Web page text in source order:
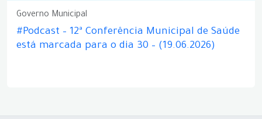
Governo Municipal
#Podcast – 12ª Conferência Municipal de Saúde
está marcada para o dia 30 – (19.06.2026)